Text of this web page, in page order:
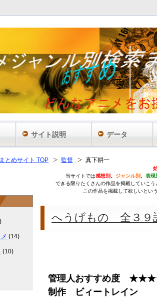
とめサイト TOP 監督 真下耕一
当サイトでは感想別 、 ジャンル別 、 表現
できる限りたくさんの作品を掲載していこ
この作品を掲載して欲しいとい
へうげもの 全３９
管理人おすすめ度
制作 ビィートレイン
(14)
(10)
サイト説明 データ